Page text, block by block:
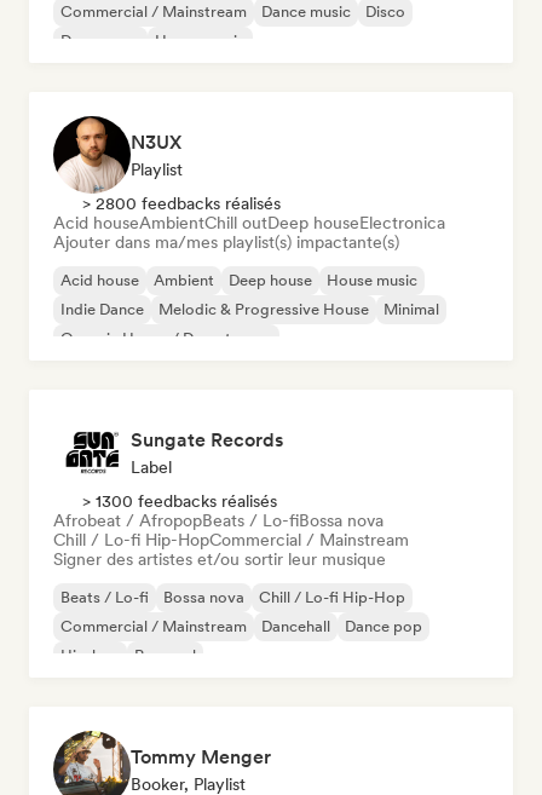
Commercial / Mainstream
Dance music
Disco
Dream pop
House music
N3UX
Playlist
> 2800 feedbacks réalisés
Acid houseAmbientChill outDeep houseElectronica
Ajouter dans ma/mes playlist(s) impactante(s)
Acid house Ambient Deep house
House music
Indie Dance
Melodic & Progressive House
Minimal
Organic House / Downtempo
Sungate Records
Label
> 1300 feedbacks réalisés
Afrobeat / AfropopBeats / Lo-fiBossa nova
Chill / Lo-fi Hip-HopCommercial / Mainstream
Signer des artistes et/ou sortir leur musique
Beats / Lo-fi Bossa nova
Chill / Lo-fi Hip-Hop
Commercial / Mainstream
Dancehall
Dance pop
Hip-hop
Pop soul
Tommy Menger
Booker, Playlist